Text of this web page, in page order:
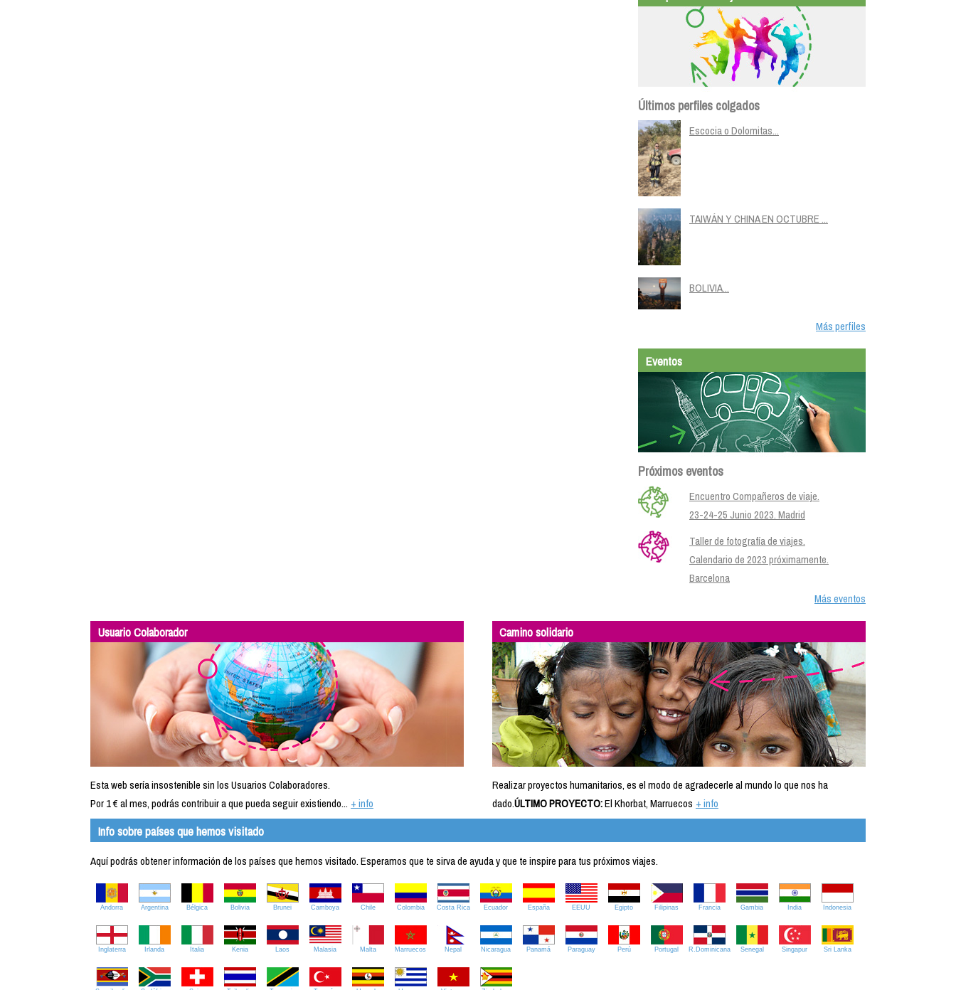
Últimos perfiles colgados
Escocia o Dolomitas...
TAIWÁN Y CHINA EN OCTUBRE ...
BOLIVIA...
Más perfiles
Eventos
Próximos eventos
Encuentro Compañeros de viaje.
23-24-25 Junio 2023. Madrid
Taller de fotografía de viajes.
Calendario de 2023 próximamente.
Barcelona
Más eventos
Usuario Colaborador
Esta web sería insostenible sin los Usuarios Colaboradores.
Por 1 € al mes, podrás contribuir a que pueda seguir existiendo... + info
Camino solidario
Realizar proyectos humanitarios, es el modo de agradecerle al mundo lo que nos ha
dado.ÚLTIMO PROYECTO:El Khorbat, Marruecos + info
Info sobre países que hemos visitado
Aquí podrás obtener información de los países que hemos visitado. Esperamos que te sirva de ayuda y que te inspire para tus próximos viajes.
Andorra Argentina Bélgica Bolivia Brunei Camboya Chile Colombia Costa Rica Ecuador España EEUU Egipto Filipinas Francia Gambia India Indonesia
Inglaterra Irlanda Italia Kenia Laos Malasia Malta Marruecos Nepal Nicaragua Panamá Paraguay Perú Portugal R.Dominicana Senegal Singapur Sri Lanka